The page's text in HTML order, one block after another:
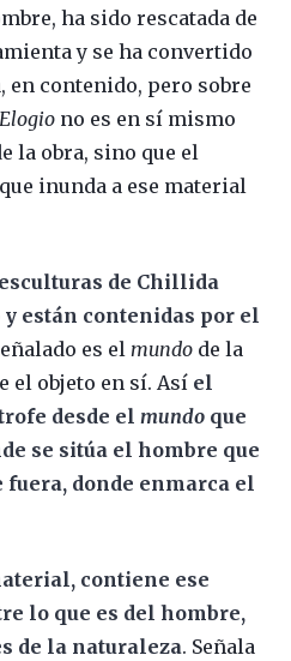
ha sido rescatada de
y se ha convertido
en contenido, pero sobre
Elogio no es en sí mismo
la obra, sino que el
inunda a ese material
de Chillida
están contenidas por el
es el mundo de la
el objeto en sí. Así el
desde el mundo que
se sitúa el hombre que
fuera, donde enmarca el
contiene ese
lo que es del hombre,
de la naturaleza. Señala